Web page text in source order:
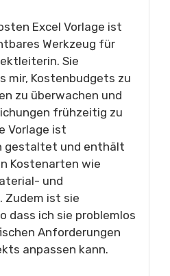
Excel Vorlage ist
Werkzeug für
Sie
mir, Kostenbudgets zu
zu überwachen und
frühzeitig zu
Vorlage ist
gestaltet und enthält
Kostenarten wie
und
Zudem ist sie
dass ich sie problemlos
Anforderungen
anpassen kann.